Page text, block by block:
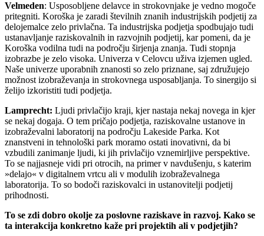
Velmeden: Usposobljene delavce in strokovnjake je vedno mogoče
pritegniti. Koroška je zaradi številnih znanih industrijskih podjetij za
delojemalce zelo privlačna. Ta industrijska podjetja spodbujajo tudi
ustanavljanje raziskovalnih in razvojnih podjetij, kar pomeni, da je
Koroška vodilna tudi na področju širjenja znanja. Tudi stopnja
izobrazbe je zelo visoka. Univerza v Celovcu uživa izjemen ugled.
Naše univerze uporabnih znanosti so zelo priznane, saj združujejo
možnost izobraževanja in strokovnega usposabljanja. To sinergijo si
želijo izkoristiti tudi podjetja.
Lamprecht: Ljudi privlačijo kraji, kjer nastaja nekaj novega in kjer
se nekaj dogaja. O tem pričajo podjetja, raziskovalne ustanove in
izobraževalni laboratorij na področju Lakeside Parka. Kot
znanstveni in tehnološki park moramo ostati inovativni, da bi
vzbudili zanimanje ljudi, ki jih privlačijo vznemirljive perspektive.
To se najjasneje vidi pri otrocih, na primer v navdušenju, s katerim
»delajo« v digitalnem vrtcu ali v modulih izobraževalnega
laboratorija. To so bodoči raziskovalci in ustanovitelji podjetij
prihodnosti.
To se zdi dobro okolje za poslovne raziskave in razvoj. Kako se
ta interakcija konkretno kaže pri projektih ali v podjetjih?